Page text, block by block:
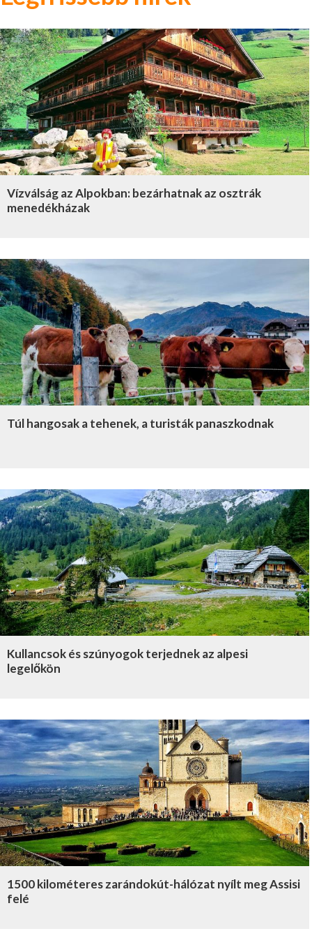
Vízválság az Alpokban: bezárhatnak az osztrák
menedékházak
Túl hangosak a tehenek, a turisták panaszkodnak
Kullancsok és szúnyogok terjednek az alpesi
legelőkön
1500 kilométeres zarándokút-hálózat nyílt meg Assisi
felé